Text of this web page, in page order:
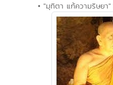
• "มุทิตา แก้ความริษยา